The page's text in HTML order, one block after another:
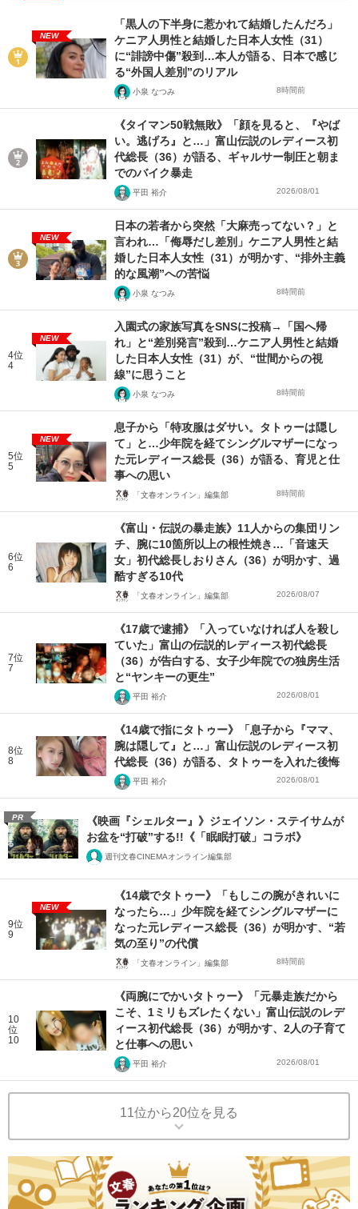
NEW
「黒人の下半身に惹かれて結婚したんだろ」
ケニア人男性と結婚した日本人女性（31）
に“誹謗中傷”殺到…本人が語る、日本で感じ
る“外国人差別”のリアル
小泉 なつみ 8時間前
《タイマン50戦無敗》「顔を見ると、『やば
い。逃げろ』と…」富山伝説のレディース初
代総長（36）が語る、ギャルサー制圧と朝ま
でのバイク暴走
平田 裕介 2026/08/01
NEW
日本の若者から突然「大麻売ってない？」と
言われ…「侮辱だし差別」ケニア人男性と結
婚した日本人女性（31）が明かす、“排外主義
的な風潮”への苦悩
小泉 なつみ 8時間前
4位
4
NEW
入園式の家族写真をSNSに投稿→「国へ帰
れ」と“差別発言”殺到…ケニア人男性と結婚
した日本人女性（31）が、“世間からの視
線”に思うこと
小泉 なつみ 8時間前
5位
5
NEW
息子から「特攻服はダサい。タトゥーは隠し
て」と…少年院を経てシングルマザーになっ
た元レディース総長（36）が語る、育児と仕
事への思い
「文春オンライン」編集部 8時間前
6位
6
《富山・伝説の暴走族》11人からの集団リン
チ、腕に10箇所以上の根性焼き…「音速天
女」初代総長しおりさん（36）が明かす、過
酷すぎる10代
「文春オンライン」編集部 2026/08/07
7位
7
《17歳で逮捕》「入っていなければ人を殺し
ていた」富山の伝説的レディース初代総長
（36）が告白する、女子少年院での独房生活
と“ヤンキーの更生”
平田 裕介 2026/08/01
8位
8
《14歳で指にタトゥー》「息子から『ママ、
腕は隠して』と…」富山伝説のレディース初
代総長（36）が語る、タトゥーを入れた後悔
平田 裕介 2026/08/01
PR
《映画『シェルター』》ジェイソン・ステイサムが
お盆を“打破”する!!《「眠眠打破」コラボ》
週刊文春CINEMAオンライン編集部
9位
9
NEW
《14歳でタトゥー》「もしこの腕がきれいに
なったら…」少年院を経てシングルマザーに
なった元レディース総長（36）が明かす、“若
気の至り”の代償
「文春オンライン」編集部 8時間前
10
位
10
《両腕にでかいタトゥー》「元暴走族だから
こそ、1ミリもズレたくない」富山伝説のレデ
ィース初代総長（36）が明かす、2人の子育て
と仕事への思い
平田 裕介 2026/08/01
11位から20位を見る